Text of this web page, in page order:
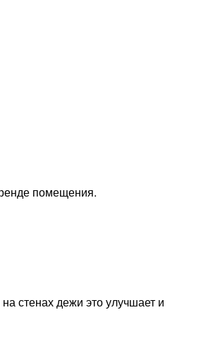
помещения.
стенах дежи это улучшает и